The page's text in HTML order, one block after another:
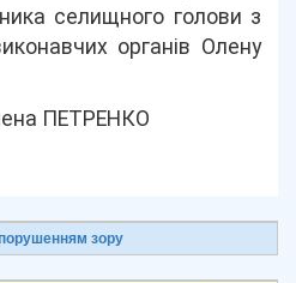
селищного голови з
органів Олену
ПЕТРЕНКО
зору